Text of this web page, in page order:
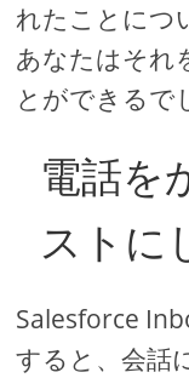
れたことにつ
あなたはそれ
とができるで
電話を
ストに
Salesforce
すると、会話